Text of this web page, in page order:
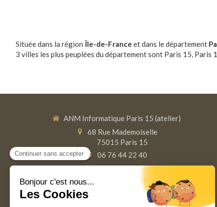
Située dans la régionÎle-de-France et dans le département
3 villes les plus peuplées du département sont Paris 15, Paris
ANM Informatique Paris 15 (atelier)
68 Rue Mademoiselle
75015 Paris 15
06 76 44 22 40
01 42 67 01 37
Dulundiau vendredi 9h-19h